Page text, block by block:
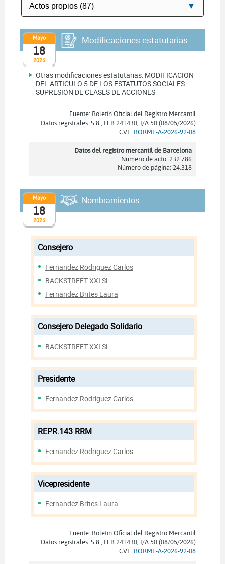
2026
Mayo
18
Modificaciones estatutarias
Otras modificaciones estatutarias: MODIFICACION
DEL ARTICULO 5 DE LOS ESTATUTOS SOCIALES.
SUPRESION DE CLASES DE ACCIONES
Fuente: Boletín Oficial del Registro Mercantil
Datos registrales: S 8 , H B 241430, I/A 50 (08/05/2026)
CVE: BORME-A-2026-92-08
Datos del registro mercantil de Barcelona
Número de acto: 232.786
Número de página: 24.318
2026
Mayo
18
Nombramientos
Consejero
Fernandez Rodriguez Carlos
BACKSTREET XXI SL
Fernandez Brites Laura
Consejero Delegado Solidario
BACKSTREET XXI SL
Presidente
Fernandez Rodriguez Carlos
REPR.143 RRM
Fernandez Rodriguez Carlos
Vicepresidente
Fernandez Brites Laura
Fuente: Boletín Oficial del Registro Mercantil
Datos registrales: S 8 , H B 241430, I/A 50 (08/05/2026)
CVE: BORME-A-2026-92-08